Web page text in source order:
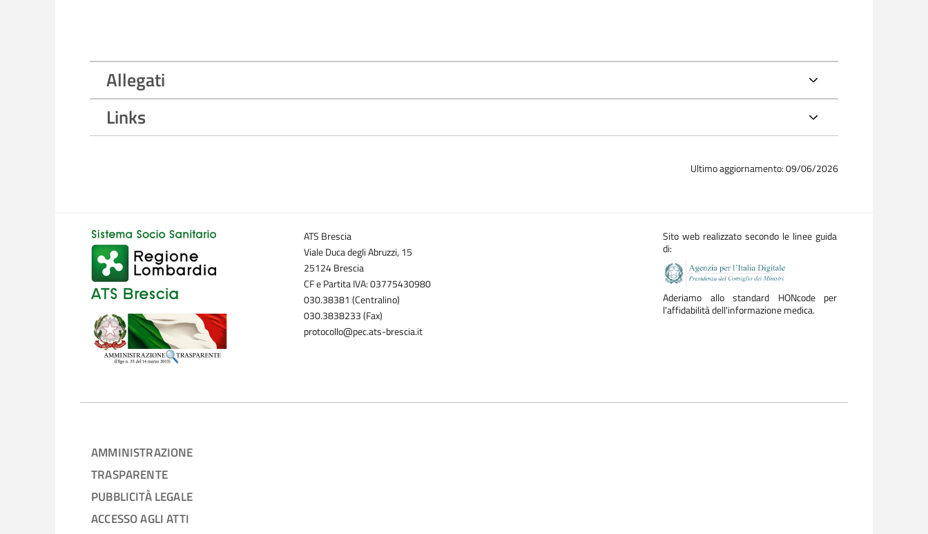
Allegati
Links
Ultimo aggiornamento: 09/06/2026
ATS Brescia
Viale Duca degli Abruzzi, 15
25124 Brescia
CF e Partita IVA: 03775430980
030.38381 (Centralino)
030.3838233 (Fax)
protocollo@pec.ats-brescia.it
Sito web realizzato secondo le linee guida
di:
Aderiamo allo standard HONcode per
l'affidabilità dell'informazione medica.
AMMINISTRAZIONE
TRASPARENTE
PUBBLICITÀ LEGALE
ACCESSO AGLI ATTI